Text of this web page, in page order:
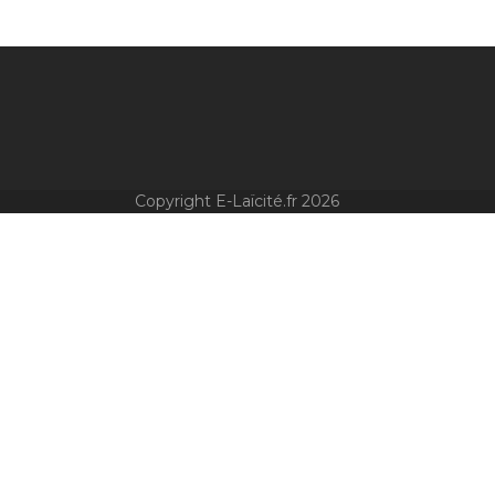
Copyright E-Laïcité.fr 2026